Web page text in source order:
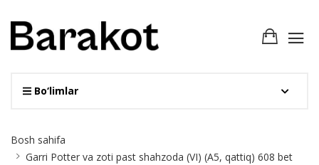
Bo‘limlar
Breadcrumb
Bosh sahifa
Garri Potter va zoti past shahzoda (VI) (А5, qattiq) 608 bet